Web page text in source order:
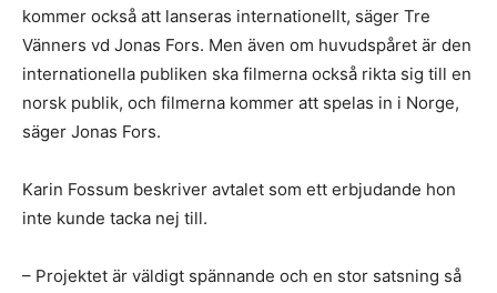
kommer också att lanseras internationellt, säger Tre
Vänners vd Jonas Fors. Men även om huvudspåret är den
internationella publiken ska filmerna också rikta sig till en
norsk publik, och filmerna kommer att spelas in i Norge,
säger Jonas Fors.
Karin Fossum beskriver avtalet som ett erbjudande hon
inte kunde tacka nej till.
– Projektet är väldigt spännande och en stor satsning så